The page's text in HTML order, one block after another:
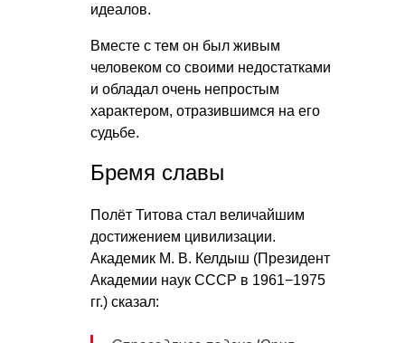
идеалов.
Вместе с тем он был живым
человеком со своими недостатками
и обладал очень непростым
характером, отразившимся на его
судьбе.
Бремя славы
Полёт Титова стал величайшим
достижением цивилизации.
Академик М. В. Келдыш (Президент
Академии наук СССР в 1961−1975
гг.) сказал: